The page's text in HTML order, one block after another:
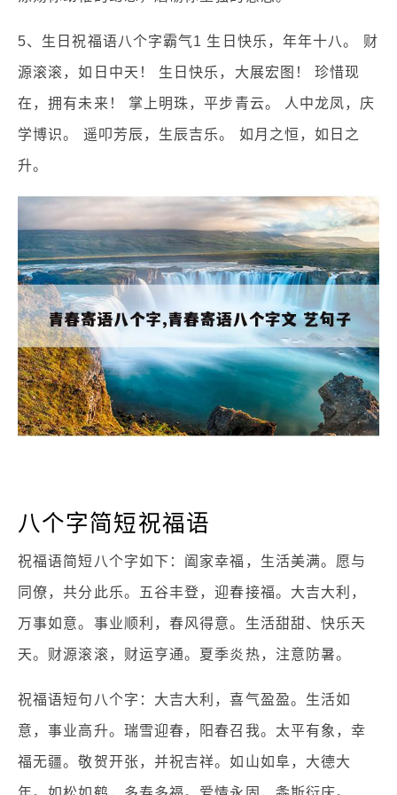
5、生日祝福语八个字霸气1 生日快乐，年年十八。 财
源滚滚，如日中天！ 生日快乐，大展宏图！ 珍惜现
在，拥有未来！ 掌上明珠，平步青云。 人中龙凤，庆
学博识。 遥叩芳辰，生辰吉乐。 如月之恒，如日之
升。
八个字简短祝福语
祝福语简短八个字如下：阖家幸福，生活美满。愿与
同僚，共分此乐。五谷丰登，迎春接福。大吉大利，
万事如意。事业顺利，春风得意。生活甜甜、快乐天
天。财源滚滚，财运亨通。夏季炎热，注意防暑。
祝福语短句八个字：大吉大利，喜气盈盈。生活如
意，事业高升。瑞雪迎春，阳春召我。太平有象，幸
福无疆。敬贺开张，并祝吉祥。如山如阜，大德大